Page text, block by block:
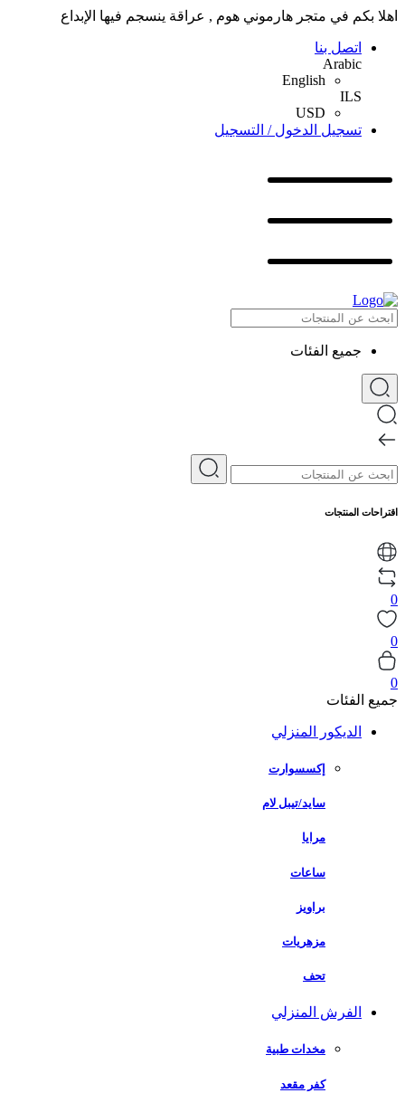
اهلا بكم في متجر هارموني هوم , عراقة ينسجم فيها الإبداع
اتصل بنا
Arabic
English
ILS
USD
تسجيل الدخول / التسجيل
جميع الفئات
اقتراحات المنتجات
0
0
0
جميع الفئات
الديكور المنزلي
إكسسوارت
سايد/تيبل لام
مرايا
ساعات
براويز
مزهريات
تحف
الفرش المنزلي
مخدات طبية
كفر مقعد